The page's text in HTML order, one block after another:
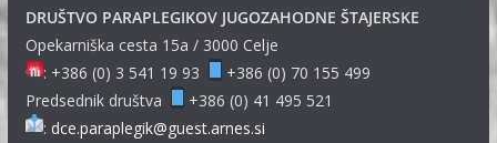
DRUŠTVO PARAPLEGIKOV JUGOZAHODNE ŠTAJERSKE
Opekarniška cesta 15a / 3000 Celje
: +386 (0) 3 541 19 93
+386 (0) 70 155 499
Predsednik društva
+386 (0) 41 495 521
: dce.paraplegik@guest.arnes.si